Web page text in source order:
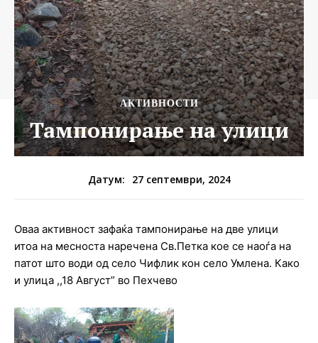
АКТИВНОСТИ
Тампонирање на улици
Датум: 27 септември, 2024
Оваа активност зафаќа тампонирање на две улици
итоа на месноста наречена Св.Петка кое се наоѓа на
патот што води од село Чифлик кон село Умлена. Како
и улица ,,18 Август” во Пехчево